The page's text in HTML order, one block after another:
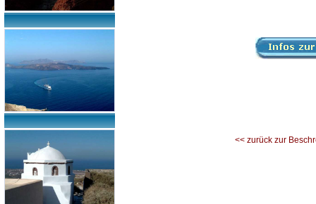
<< zurück zur